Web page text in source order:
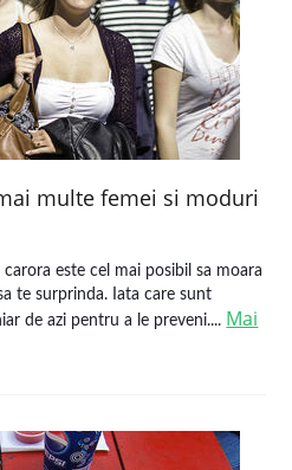
multe femei si moduri
este cel mai posibil sa moara
te surprinda. Iata care sunt
de azi pentru a le preveni.... Mai